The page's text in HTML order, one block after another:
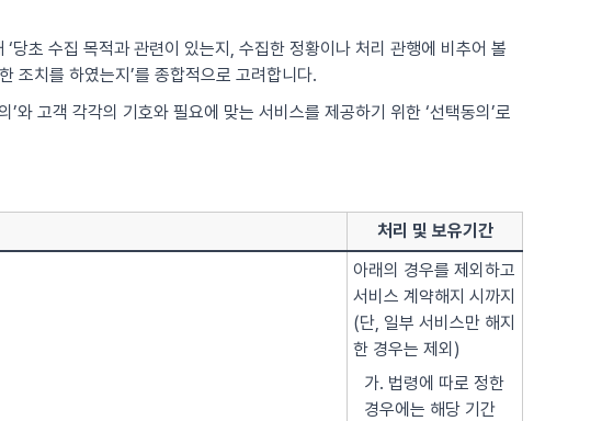
초 수집 목적과 관련이 있는지, 수집한 정황이나 처리 관행에 비추어 볼
조치를 하였는지’를 종합적으로 고려합니다.
고객 각각의 기호와 필요에 맞는 서비스를 제공하기 위한 ‘선택동의’로
처리 및 보유기간
아래의 경우를 제외하고
서비스 계약해지 시까지
(단, 일부 서비스만 해지
한 경우는 제외)
가. 법령에 따로 정한
경우에는 해당 기간